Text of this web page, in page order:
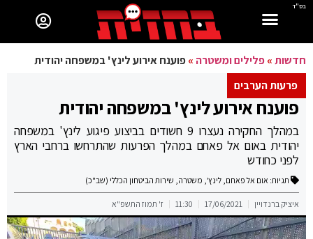
בס"ד
חדשות»פלילים ומשטרה »פוענח אירוע לינץ' במשפחה יהודית
פרעות הערבים
פוענח אירוע לינץ' במשפחה יהודית
במהלך החקירה נעצרו 9 חשודים בביצוע פיגוע לינץ' במשפחה
יהודית באום אל פאחם במהלך הפרעות שהתרחשו ברחבי הארץ
לפני כחודש
תגיות: אום אל פאחם, לינץ', משטרה, שירות הביטחון הכללי (שב"כ)
איציק ברנדויין 17/06/2021
11:30 ז' תמוז התשפ"א